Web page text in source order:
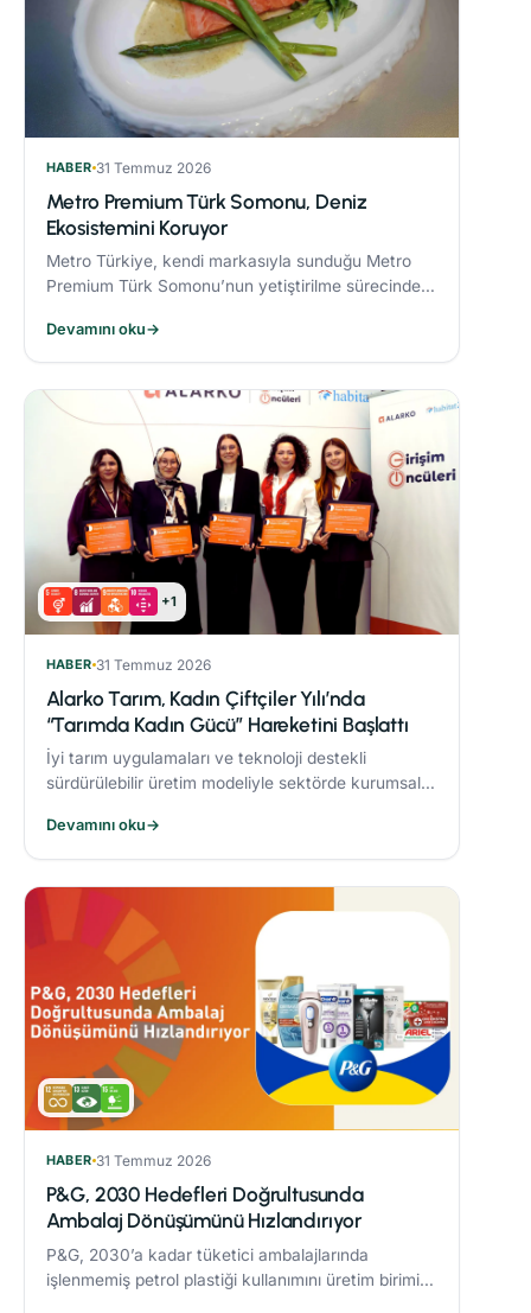
HABER 31 Temmuz 2026
Metro Premium Türk Somonu, Deniz
Ekosistemini Koruyor
Metro Türkiye, kendi markasıyla sunduğu Metro
Premium Türk Somonu’nun yetiştirilme sürecinde
uyguluyor.
Devamını oku→
+1
HABER 31 Temmuz 2026
Alarko Tarım, Kadın Çiftçiler Yılı’nda
“Tarımda Kadın Gücü” Hareketini Başlattı
İyi tarım uygulamaları ve teknoloji destekli
sürdürülebilir üretim modeliyle sektörde kurumsal
üçüncü yılında “Tarımda Kadın Gücü” hareketi
başlatıyor.
Devamını oku→
HABER 31 Temmuz 2026
P&G, 2030 Hedefleri Doğrultusunda
Ambalaj Dönüşümünü Hızlandırıyor
P&G, 2030’a kadar tüketici ambalajlarında
işlenmemiş petrol plastiği kullanımını üretim birimi